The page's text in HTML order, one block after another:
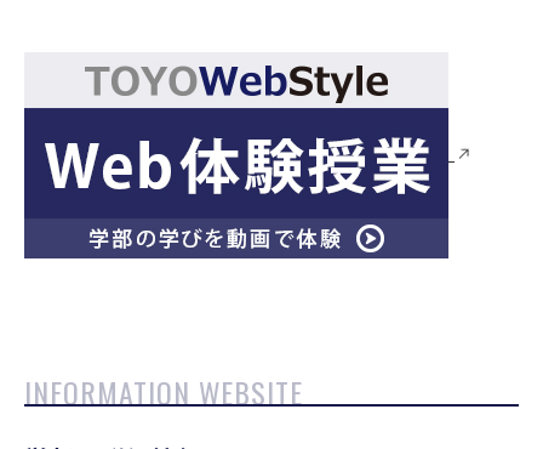
講師
Dalziel Heiberg
橋本 剛明
准
教授
Hashimoto
道徳／社会的公正／心の知
Fukuda Akiko
機づけ
INFORMATION WEBSITE